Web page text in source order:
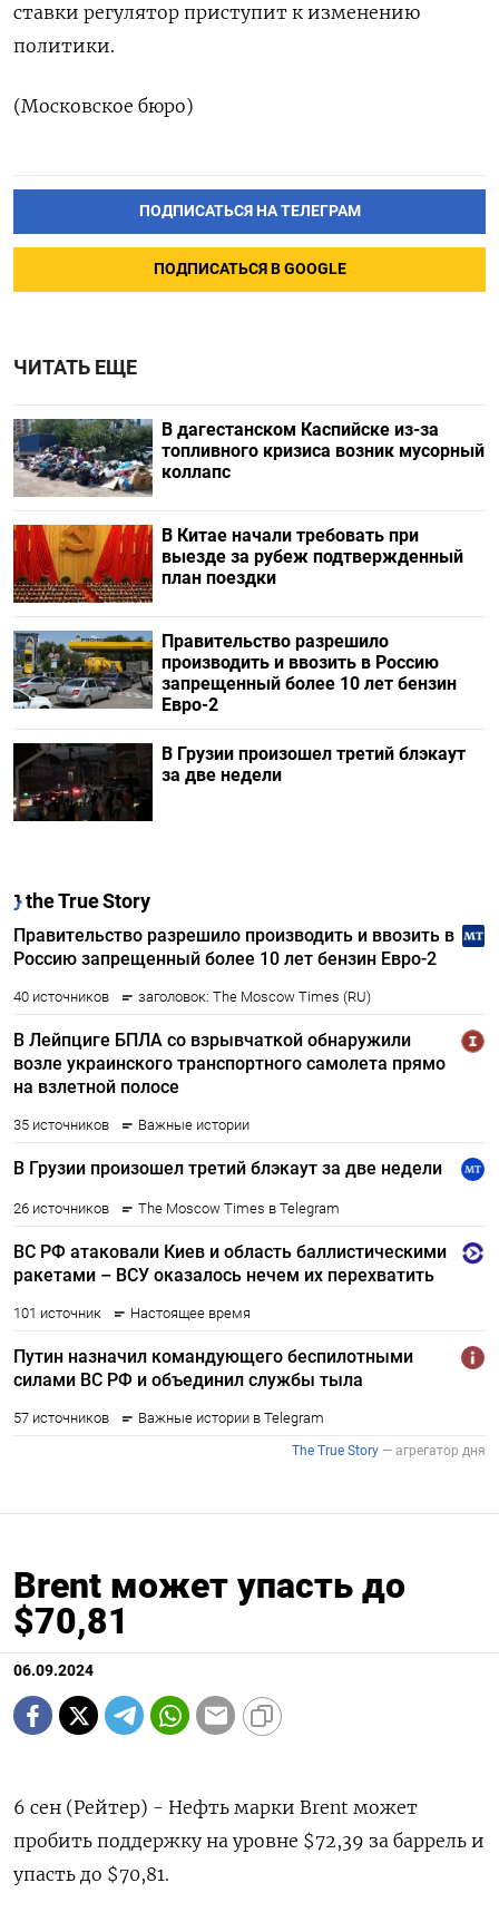
ставки регулятор приступит к изменению
политики.
(Московское бюро)
ПОДПИСАТЬСЯ НА ТЕЛЕГРАМ
ПОДПИСАТЬСЯ В GOOGLE
ЧИТАТЬ ЕЩЕ
В дагестанском Каспийске из-за
топливного кризиса возник мусорный
коллапс
В Китае начали требовать при
выезде за рубеж подтвержденный
план поездки
Правительство разрешило
производить и ввозить в Россию
запрещенный более 10 лет бензин
Евро-2
В Грузии произошел третий блэкаут
за две недели
Brent может упасть до
$70,81
06.09.2024
6 сен (Рейтер) - Нефть марки Brent может
пробить поддержку на уровне $72,39 за баррель и
упасть до $70,81.